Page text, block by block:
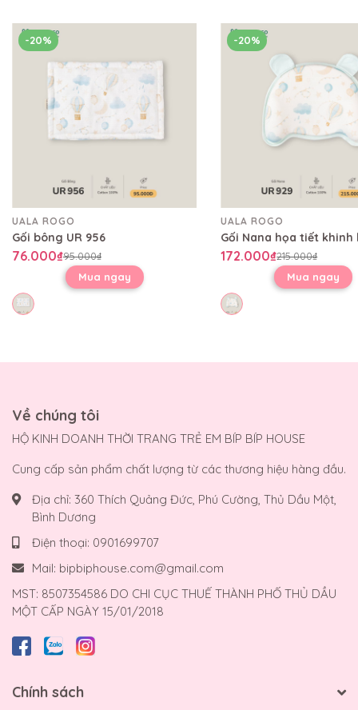
-20%
UALA ROGO
Gối bông UR 956
76.000₫95.000₫
Mua ngay
-20%
UALA ROGO
172.000₫215.000₫
Mua ngay
Về chúng tôi
HỘ KINH DOANH THỜI TRANG TRẺ EM BÍP BÍP HOUSE
Cung cấp sản phẩm chất lượng từ các thương hiệu hàng đầu.
Địa chỉ: 360 Thích Quảng Đức, Phú Cường, Thủ Dầu Một,
Bình Dương
Điện thoại: 0901699707
Mail: bipbiphouse.com@gmail.com
MST: 8507354586 DO CHI CỤC THUẾ THÀNH PHỐ THỦ DẦU
MỘT CẤP NGÀY 15/01/2018
Chính sách